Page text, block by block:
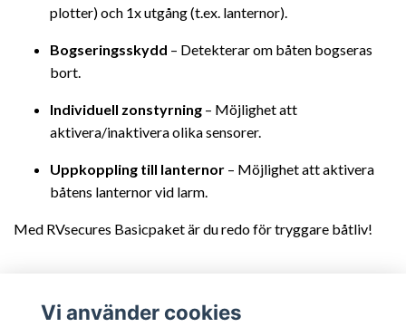
plotter) och 1x utgång (t.ex. lanternor).
Bogseringsskydd – Detekterar om båten bogseras
bort.
Individuell zonstyrning – Möjlighet att
aktivera/inaktivera olika sensorer.
Uppkoppling till lanternor – Möjlighet att aktivera
båtens lanternor vid larm.
Med RVsecures Basicpaket är du redo för tryggare båtliv!
Vi använder cookies